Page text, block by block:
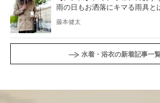
雨の日もお洒落にキマる雨具と
藤本健太
水着・浴衣の新着記事一